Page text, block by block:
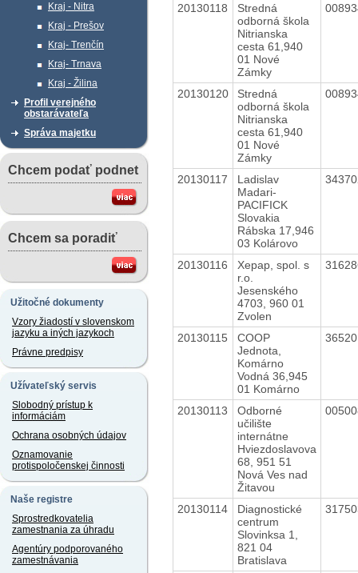
Kraj - Nitra
Kraj - Prešov
Kraj- Trenčín
Kraj- Trnava
Kraj - Žilina
Profil verejného
obstarávateľa
Správa majetku
Chcem podať podnet
Chcem sa poradiť
Užitočné dokumenty
Vzory žiadostí v slovenskom
jazyku a iných jazykoch
Právne predpisy
Užívateľský servis
Slobodný prístup k
informáciám
Ochrana osobných údajov
Oznamovanie
protispoločenskej činnosti
Naše registre
Sprostredkovatelia
zamestnania za úhradu
Agentúry podporovaného
zamestnávania
20130118
Stredná
odborná škola
Nitrianska
cesta 61,940
01 Nové
Zámky
20130120
Stredná
odborná škola
Nitrianska
cesta 61,940
01 Nové
Zámky
20130117
Ladislav
Madari-
PACIFICK
Slovakia
Rábska 17,946
03 Kolárovo
20130116
Xepap, spol. s
r.o.
Jesenského
4703, 960 01
Zvolen
20130115
COOP
Jednota,
Komárno
Vodná 36,945
01 Komárno
20130113
Odborné
učilište
internátne
Hviezdoslavova
68, 951 51
Nová Ves nad
Žitavou
20130114
Diagnostické
centrum
Slovinksa 1,
821 04
Bratislava